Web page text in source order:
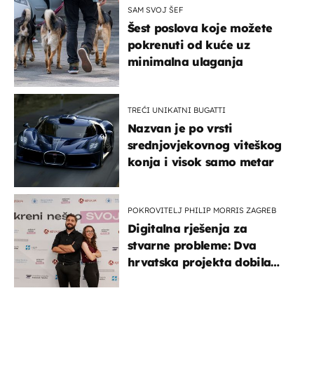
SAM SVOJ ŠEF
Šest poslova koje možete
pokrenuti od kuće uz
minimalna ulaganja
TREĆI UNIKATNI BUGATTI
Nazvan je po vrsti
srednjovjekovnog viteškog
konja i visok samo metar
POKROVITELJ PHILIP MORRIS ZAGREB
Digitalna rješenja za
stvarne probleme: Dva
hrvatska projekta dobila